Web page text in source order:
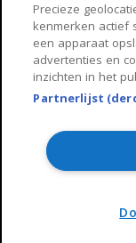
Sitemap
Copyright 2026,
Algemene
Precieze
kenmerken actief
een apparaat
advertenties en
inzichten in het
Partnerlijst